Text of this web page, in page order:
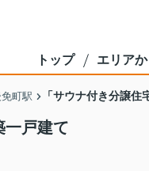
トップ エリア
町駅 「サウナ付き分譲
一戸建て